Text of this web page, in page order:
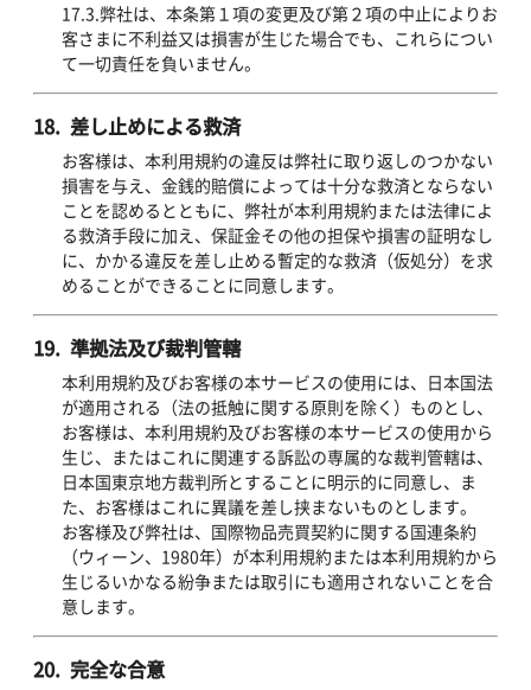
17.3.弊社は、本条第１項の変更及び第２項の中止によりお
客さまに不利益又は損害が生じた場合でも、これらについ
て一切責任を負いません。
18. 差し止めによる救済
お客様は、本利用規約の違反は弊社に取り返しのつかない
損害を与え、金銭的賠償によっては十分な救済とならない
ことを認めるとともに、弊社が本利用規約または法律によ
る救済手段に加え、保証金その他の担保や損害の証明なし
に、かかる違反を差し止める暫定的な救済（仮処分）を求
めることができることに同意します。
19. 準拠法及び裁判管轄
本利用規約及びお客様の本サービスの使用には、日本国法
が適用される（法の抵触に関する原則を除く）ものとし、
お客様は、本利用規約及びお客様の本サービスの使用から
生じ、またはこれに関連する訴訟の専属的な裁判管轄は、
日本国東京地方裁判所とすることに明示的に同意し、ま
た、お客様はこれに異議を差し挟まないものとします。
お客様及び弊社は、国際物品売買契約に関する国連条約
（ウィーン、1980年）が本利用規約または本利用規約から
生じるいかなる紛争または取引にも適用されないことを合
意します。
20. 完全な合意